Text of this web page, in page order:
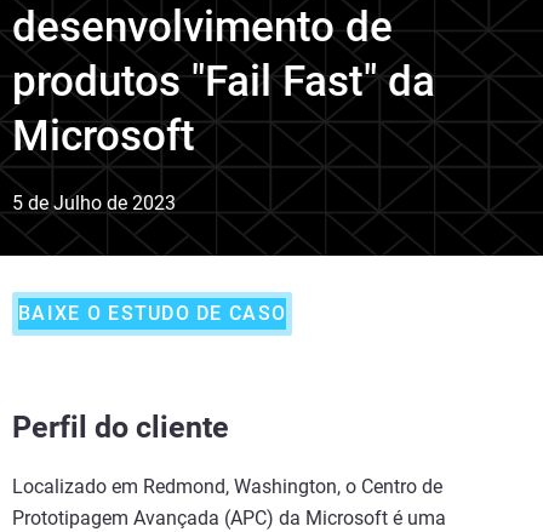
desenvolvimento de
produtos "Fail Fast" da
Microsoft
5 de Julho de 2023
BAIXE O ESTUDO DE CASO
Perfil do cliente
Localizado em Redmond, Washington, o Centro de
Prototipagem Avançada (APC) da Microsoft é uma